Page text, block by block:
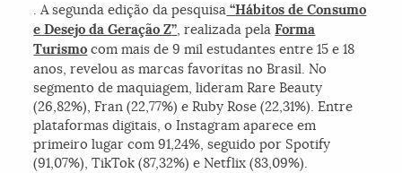
. A segunda edição da pesquisa “Hábitos de Consumo
e Desejo da Geração Z”, realizada pelaForma
Turismo com mais de 9 mil estudantes entre 15 e 18
anos, revelou as marcas favoritas no Brasil. No
segmento de maquiagem, lideram Rare Beauty
(26,82%), Fran (22,77%) e Ruby Rose (22,31%). Entre
plataformas digitais, o Instagram aparece em
primeiro lugar com 91,24%, seguido por Spotify
(91,07%), TikTok (87,32%) e Netflix (83,09%).